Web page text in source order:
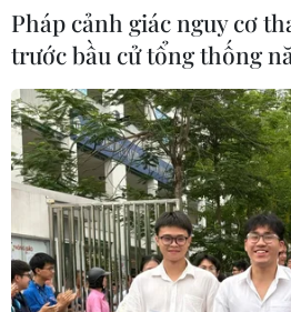
Pháp cảnh giác nguy cơ
trước bầu cử tổng thống